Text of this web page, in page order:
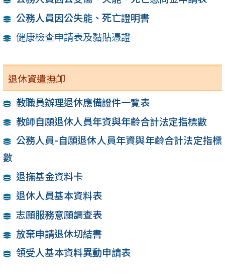
公務人員因公失能、死亡證明書
健康檢查申請表及黏貼憑證
退休資遣撫卹
教職員辦理退休應備證件一覽表
教師自願退休人員年資與年齡合計法定指標數
公務人員-自願退休人員年資與年齡合計法定指標
數
退撫基金資料卡
退休人員基本資料表
志願服務意願調查表
放棄申請退休切結書
領受人基本資料異動申請表